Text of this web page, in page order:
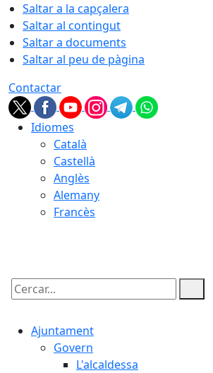
Saltar a la capçalera
Saltar al contingut
Saltar a documents
Saltar al peu de pàgina
Contactar
Idiomes
Català
Castellà
Anglès
Alemany
Francès
Cercar:
Ajuntament
Govern
L'alcaldessa